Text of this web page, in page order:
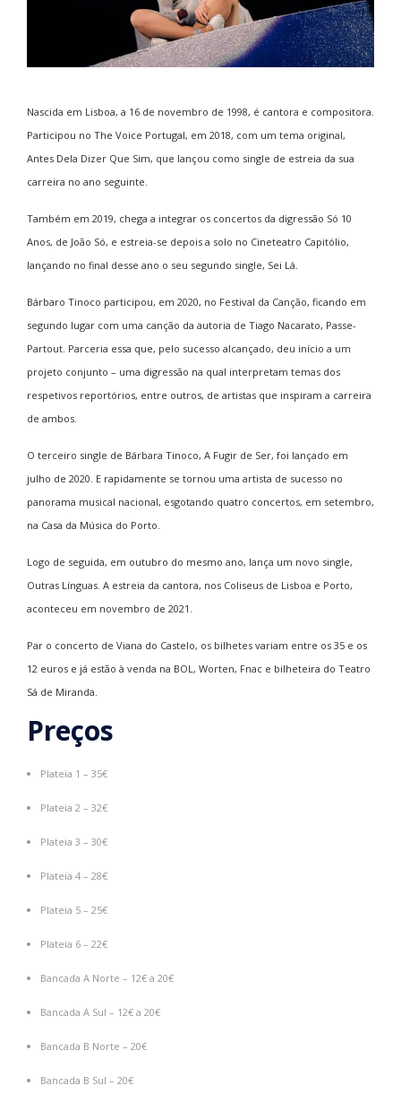
Nascida em Lisboa, a 16 de novembro de 1998, é cantora e compositora.
Participou no The Voice Portugal, em 2018, com um tema original,
Antes Dela Dizer Que Sim, que lançou como single de estreia da sua
carreira no ano seguinte.
Também em 2019, chega a integrar os concertos da digressão Só 10
Anos, de João Só, e estreia-se depois a solo no Cineteatro Capitólio,
lançando no final desse ano o seu segundo single, Sei Lá.
Bárbaro Tinoco participou, em 2020, no Festival da Canção, ficando em
segundo lugar com uma canção da autoria de Tiago Nacarato, Passe-
Partout. Parceria essa que, pelo sucesso alcançado, deu início a um
projeto conjunto – uma digressão na qual interpretam temas dos
respetivos reportórios, entre outros, de artistas que inspiram a carreira
de ambos.
O terceiro single de Bárbara Tinoco, A Fugir de Ser, foi lançado em
julho de 2020. E rapidamente se tornou uma artista de sucesso no
panorama musical nacional, esgotando quatro concertos, em setembro,
na Casa da Música do Porto.
Logo de seguida, em outubro do mesmo ano, lança um novo single,
Outras Línguas. A estreia da cantora, nos Coliseus de Lisboa e Porto,
aconteceu em novembro de 2021.
Par o concerto de Viana do Castelo, os bilhetes variam entre os 35 e os
12 euros e já estão à venda na BOL, Worten, Fnac e bilheteira do Teatro
Sá de Miranda.
Preços
Plateia 1 – 35€
Plateia 2 – 32€
Plateia 3 – 30€
Plateia 4 – 28€
Plateia 5 – 25€
Plateia 6 – 22€
Bancada A Norte – 12€ a 20€
Bancada A Sul – 12€ a 20€
Bancada B Norte – 20€
Bancada B Sul – 20€